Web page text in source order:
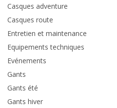
Casques adventure
Casques route
Entretien et maintenance
Equipements techniques
Evénements
Gants
Gants été
Gants hiver